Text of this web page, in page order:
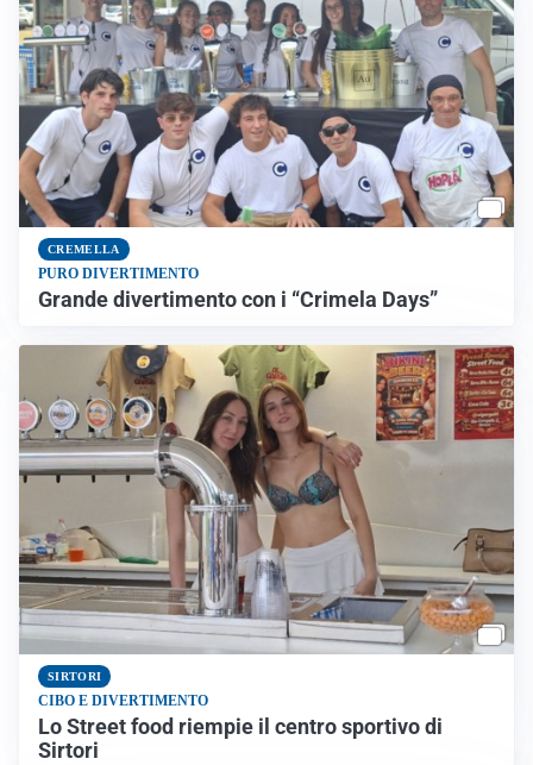
CREMELLA
PURO DIVERTIMENTO
Grande divertimento con i “Crimela Days”
SIRTORI
CIBO E DIVERTIMENTO
Lo Street food riempie il centro sportivo di
Sirtori